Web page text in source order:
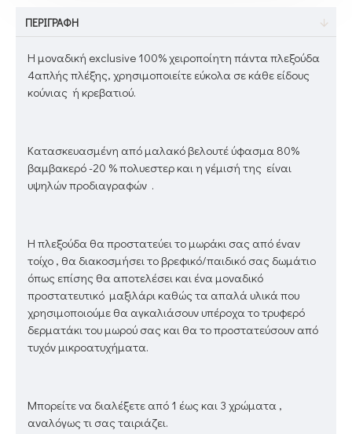
ΠΕΡΙΓΡΑΦΉ
Η μοναδική exclusive 100% χειροποίητη πάντα πλεξούδα
4απλής πλέξης, χρησιμοποιείτε εύκολα σε κάθε είδους
κούνιας ή κρεβατιού.
Κατασκευασμένη από μαλακό βελουτέ ύφασμα 80%
βαμβακερό -20 % πολυεστερ και η γέμισή της είναι
υψηλών προδιαγραφών .
Η πλεξούδα θα προστατεύει το μωράκι σας από έναν
τοίχο , θα διακοσμήσει το βρεφικό/παιδικό σας δωμάτιο
όπως επίσης θα αποτελέσει και ένα μοναδικό
προστατευτικό μαξιλάρι καθώς τα απαλά υλικά που
χρησιμοποιούμε θα αγκαλιάσουν υπέροχα το τρυφερό
δερματάκι του μωρού σας και θα το προστατεύσουν από
τυχόν μικροατυχήματα.
Μπορείτε να διαλέξετε από 1 έως και 3 χρώματα ,
αναλόγως τι σας ταιριάζει.